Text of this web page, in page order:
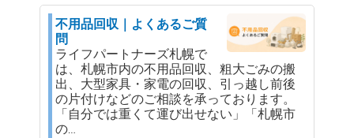
不用品回収｜よくあるご質
問
ライフパートナーズ札幌で
は、札幌市内の不用品回収、粗大ごみの搬
出、大型家具・家電の回収、引っ越し前後
の片付けなどのご相談を承っております。
「自分では重くて運び出せない」「札幌市
の…